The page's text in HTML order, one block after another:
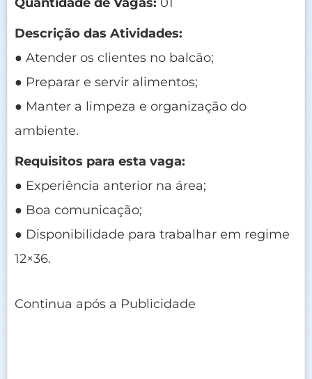
Descrição das Atividades:
● Atender os clientes no balcão;
● Preparar e servir alimentos;
● Manter a limpeza e organização do
ambiente.
Requisitos para esta vaga:
● Experiência anterior na área;
● Boa comunicação;
● Disponibilidade para trabalhar em regime
12×36.
Continua após a Publicidade